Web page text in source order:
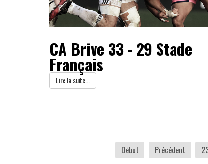
CA Brive 33 - 29 Stade
Français
Lire la suite...
Début Précédent